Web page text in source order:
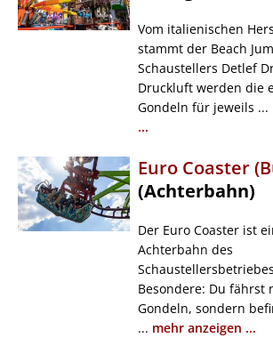
Vom italienischen
stammt der Beach
Schaustellers Detlef
Druckluft werden die
Gondeln für jeweils ...
...
Euro Coaster
(Achterbahn)
Der Euro Coaster ist
Achterbahn des
Besondere: Du fährst
Gondeln, sondern
... mehr anzeigen ...